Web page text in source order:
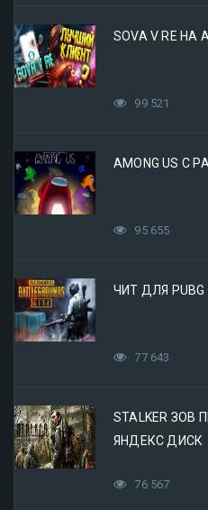
SOVA V RE НА
99 521
AMONG US С
95 655
ЧИТ ДЛЯ PUBG
77 643
STALKER ЗОВ
ЯНДЕКС ДИСК
76 567